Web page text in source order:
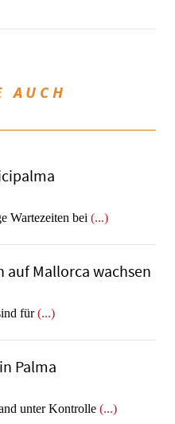
AUCH
Wartezeiten bei (...)
auf Mallorca wachsen
für(...)
Palma
unter Kontrolle (...)